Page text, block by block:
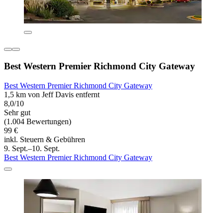
Best Western Premier Richmond City Gateway
Best Western Premier Richmond City Gateway
1,5 km von Jeff Davis entfernt
8,0/10
Sehr gut
(1.004 Bewertungen)
99 €
inkl. Steuern & Gebühren
9. Sept.–10. Sept.
Best Western Premier Richmond City Gateway